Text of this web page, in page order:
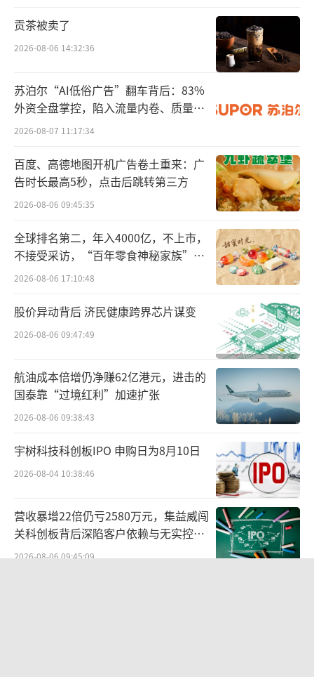
从投入资金量来看，参与设立飞科荣泰投
资基金，是公司上市以来单笔最大股权投资，
反映出公司产业基金布局正式迈入战略升级阶
段。
荣泰健康多年来的投资，已经结出了果
科技（001237.SZ）登陆深交所主板，上市首
日总市值超160亿元，带来公允价值增值与股权
主业动能不足
荣泰健康布局产业基金越来越活跃，与此
同时，传统主业按摩椅销量逐年下行，经营持
续疲软。
2023年至2025年，公司按摩椅销量由2683
44台降至239173台，对应收入由17.66亿元回
落至14.97亿元。
作为大件可选耐用消费品，按摩椅销售驱
动主要在于居民健康消费需求持续释放、人口
老龄化催生刚性需求，以及年轻消费群体的养
生需求。
近几年消费市场骤变，居民消费趋于保
贡茶被卖了
2026-08-06 14:32:36
苏泊尔“AI低俗广告”翻车背后：83%
外资全盘掌控，陷入流量内卷、质量频
发的负循环
2026-08-07 11:17:34
百度、高德地图开机广告卷土重来：广
告时长最高5秒，点击后跳转第三方
2026-08-06 09:45:35
全球排名第二，年入4000亿，不上市，
不接受采访，“百年零食神秘家族”浮
出水面？
2026-08-06 17:10:48
股价异动背后 济民健康跨界芯片谋变
2026-08-06 09:47:49
航油成本倍增仍净赚62亿港元，进击的
国泰靠“过境红利”加速扩张
2026-08-06 09:38:43
宇树科技科创板IPO 申购日为8月10日
2026-08-04 10:38:46
营收暴增22倍仍亏2580万元，集益威闯
关科创板背后深陷客户依赖与无实控人
困局
2026-08-06 09:45:09